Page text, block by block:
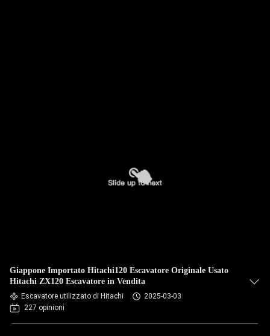
Giappone Importato Hitachi120 Escavatore Originale Usato
Hitachi ZX120 Escavatore in Vendita
Escavatore utilizzato di Hitachi
2025-03-03
227 opinioni